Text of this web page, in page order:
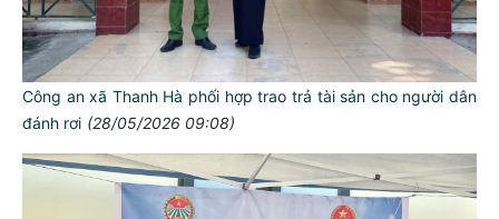
Công an xã Thanh Hà phối hợp trao trả tài sản cho người dân
đánh rơi (28/05/2026 09:08)